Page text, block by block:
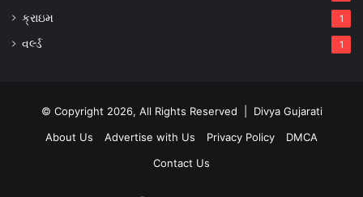
ક્રાઇમ 1
વર્લ્ડ 1
© Copyright 2026, All Rights Reserved | Divya Gujarati
About Us
Advertise with Us Privacy Policy
DMCA
Contact Us